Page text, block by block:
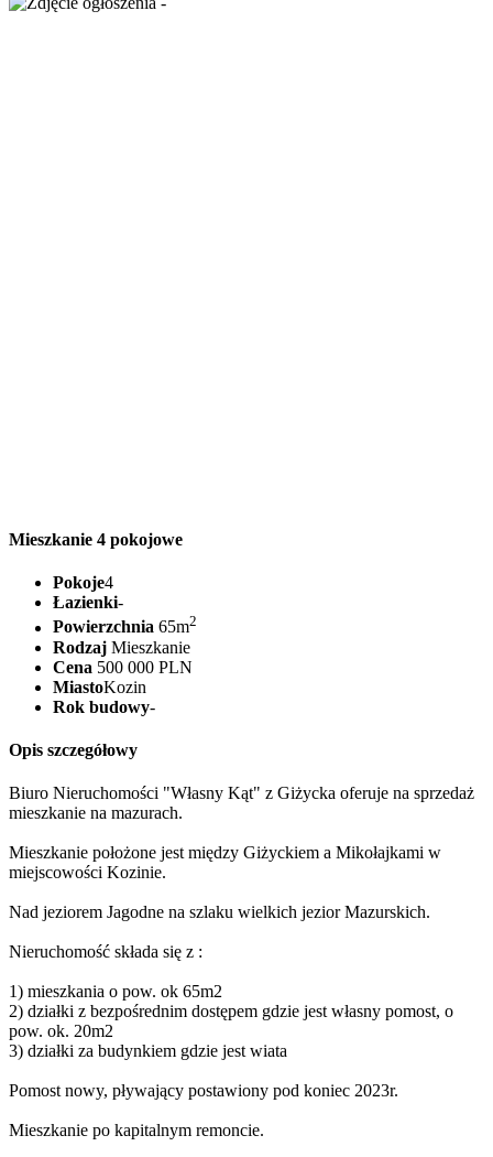
Mieszkanie 4 pokojowe
Pokoje4
Łazienki-
Powierzchnia 65m2
Rodzaj Mieszkanie
Cena 500 000 PLN
MiastoKozin
Rok budowy-
Opis szczegółowy
Biuro Nieruchomości "Własny Kąt" z Giżycka oferuje na sprzedaż
mieszkanie na mazurach.
Mieszkanie położone jest między Giżyckiem a Mikołajkami w
miejscowości Kozinie.
Nad jeziorem Jagodne na szlaku wielkich jezior Mazurskich.
Nieruchomość składa się z :
1) mieszkania o pow. ok 65m2
2) działki z bezpośrednim dostępem gdzie jest własny pomost, o
pow. ok. 20m2
3) działki za budynkiem gdzie jest wiata
Pomost nowy, pływający postawiony pod koniec 2023r.
Mieszkanie po kapitalnym remoncie.